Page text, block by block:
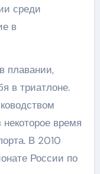
среди
в
плавании,
в триатлоне.
некоторое время
В 2010
России по